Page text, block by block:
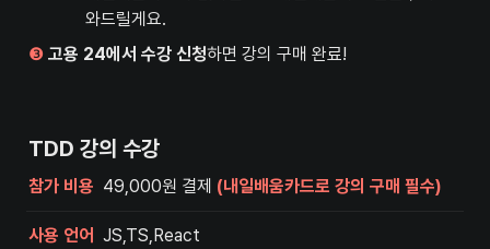
와드릴게요.
❸ 고용 24에서 수강 신청하면 강의 구매 완료!
TDD 강의 수강
참가 비용 49,000원 결제 (내일배움카드로 강의 구매 필수)
사용 언어
  JS,TS,React